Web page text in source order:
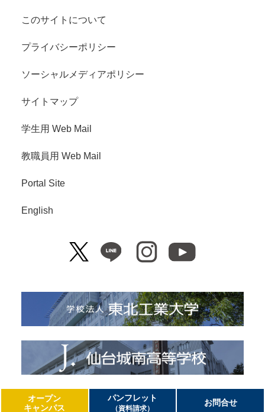
このサイトについて
プライバシーポリシー
ソーシャルメディアポリシー
サイトマップ
学生用 Web Mail
教職員用 Web Mail
Portal Site
English
Copyright© Tohoku Institute of Technology. All Right Reserved.
オープン
キャンパス
パンフレット
（資料請求）
お問合せ